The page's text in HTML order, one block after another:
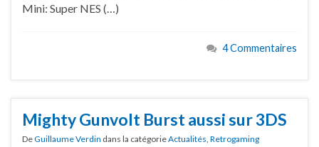
Mini: Super NES (…)
4 Commentaires
Mighty Gunvolt Burst aussi sur 3DS
DeGuillaume Verdin dans la catégorieActualités, Retrogaming